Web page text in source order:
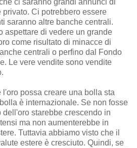
ci saranno grandi annunci di
Ci potrebbero essere
saranno altre banche centrali.
aspettare di vedere un grande
come risultato di minacce di
centrali o perfino dal Fondo
Le vere vendite sono vendite
possa creare una bolla sta
è internazionale. Se non fosse
starebbe crescendo in
ma non aumenterebbe in
Tuttavia abbiamo visto che il
estere è cresciuto. Quindi, se